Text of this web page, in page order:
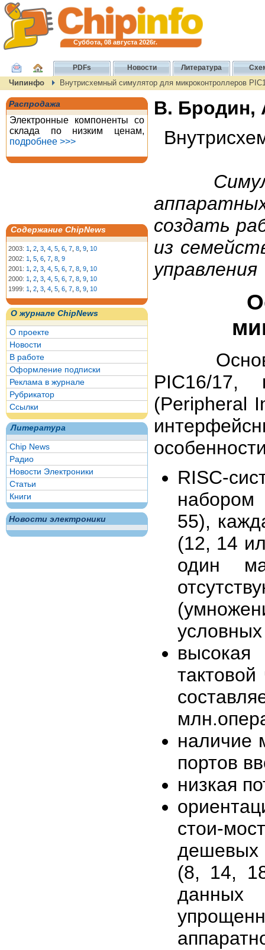
Суббота, 08 августа 2026г.
PDFs Новости Литература
Чипинфо Внутрисхемный симулятор для микроконтроллеров
Распродажа
Электронные компоненты со
склада по низким ценам,
подробнее >>>
Содержание ChipNews
2003: 1 2 3 4 5 6 7 8 9 10
2002: 1 5 6 7 8 9
2001: 1 2 3 4 5 6 7 8 9 10
2000: 1 2 3 4 5 6 7 8 9 10
1999: 1 2 3 4 5 6 7 8 9 10
О журнале ChipNews
О проекте
Новости
В работе
Оформление подписки
Реклама в журнале
Рубрикатор
Ссылки
Литература
Chip News
Радио
Новости Электроники
Статьи
Книги
Новости электроники
В. Бродин,
создать
из
управления
PIC16/17,
(Peripheral
RISC-
набором
55),
(12, 14
один
наличие
портов
низкая
стои-
дешевых
(8, 14,
данных